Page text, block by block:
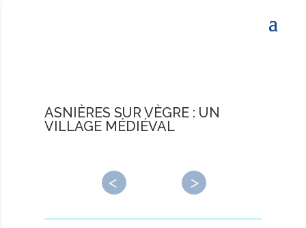
ASNIÈRES SUR VÈGRE : UN
VILLAGE MÉDIÉVAL
← →